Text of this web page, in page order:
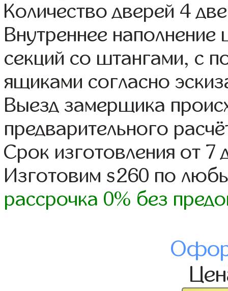
Количество дверей 4
Внутреннее
секций со штангами, с
ящиками согласно
Выезд замерщика
предварительного
Срок изготовления от 7
Изготовим s260 по
рассрочка 0% без